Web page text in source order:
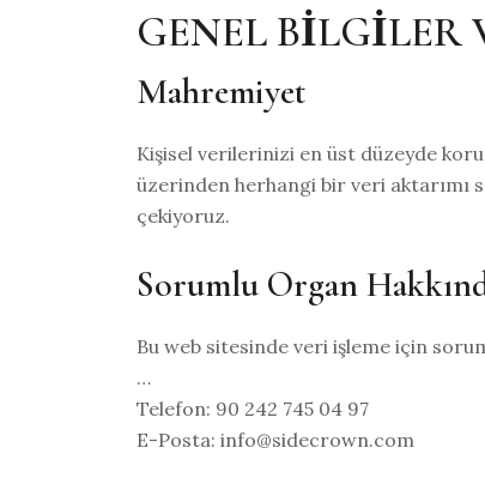
GENEL BİLGİLER
Mahremiyet
Kişisel verilerinizi en üst düzeyde
üzerinden herhangi bir veri aktarımı
çekiyoruz.
Sorumlu Organ
Bu web sitesinde veri işleme için
…
Telefon: 90 242 745 04 97
E-Posta: info@sidecrown.com